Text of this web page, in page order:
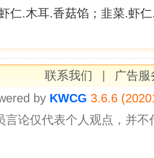
仁.木耳.香菇馅；韭菜.虾
联系我们
广告服
by KWCG 3.6.6
言论仅代表个人观点，并